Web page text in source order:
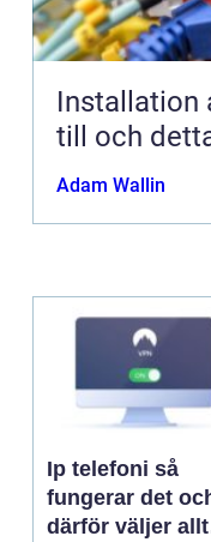
Installation
till och
Adam Wallin
Ip telefoni så
fungerar det
därför väljer allt